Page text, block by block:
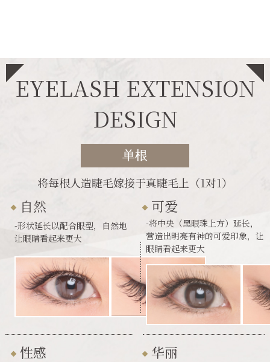
EYELASH EXTENSION
DESIGN
单根
将每根人造睫毛嫁接于真睫毛上（1对1）
自然
-形状延长以配合眼型，自然地
让眼睛看起来更大
可爱
-将中央（黑眼珠上方）延长，
营造出明亮有神的可爱印象，让
眼睛看起来更大
性感 华丽